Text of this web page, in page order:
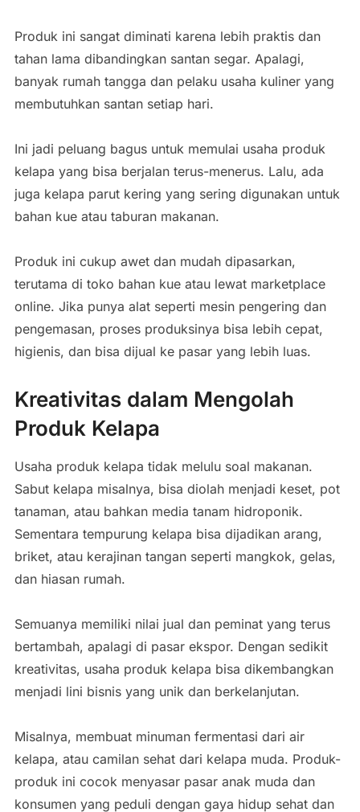
Produk ini sangat diminati karena lebih praktis dan
tahan lama dibandingkan santan segar. Apalagi,
banyak rumah tangga dan pelaku usaha kuliner yang
membutuhkan santan setiap hari.
Ini jadi peluang bagus untuk memulai usaha produk
kelapa yang bisa berjalan terus-menerus. Lalu, ada
juga kelapa parut kering yang sering digunakan untuk
bahan kue atau taburan makanan.
Produk ini cukup awet dan mudah dipasarkan,
terutama di toko bahan kue atau lewat marketplace
online. Jika punya alat seperti mesin pengering dan
pengemasan, proses produksinya bisa lebih cepat,
higienis, dan bisa dijual ke pasar yang lebih luas.
Kreativitas dalam Mengolah
Produk Kelapa
Usaha produk kelapa tidak melulu soal makanan.
Sabut kelapa misalnya, bisa diolah menjadi keset, pot
tanaman, atau bahkan media tanam hidroponik.
Sementara tempurung kelapa bisa dijadikan arang,
briket, atau kerajinan tangan seperti mangkok, gelas,
dan hiasan rumah.
Semuanya memiliki nilai jual dan peminat yang terus
bertambah, apalagi di pasar ekspor. Dengan sedikit
kreativitas, usaha produk kelapa bisa dikembangkan
menjadi lini bisnis yang unik dan berkelanjutan.
Misalnya, membuat minuman fermentasi dari air
kelapa, atau camilan sehat dari kelapa muda. Produk-
produk ini cocok menyasar pasar anak muda dan
konsumen yang peduli dengan gaya hidup sehat dan